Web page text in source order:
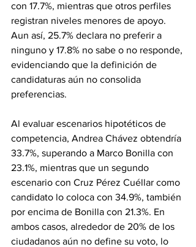
con 17.7%, mientras que otros perfiles
registran niveles menores de apoyo.
Aun así, 25.7% declara no preferir a
ninguno y 17.8% no sabe o no responde,
evidenciando que la definición de
candidaturas aún no consolida
preferencias.
Al evaluar escenarios hipotéticos de
competencia, Andrea Chávez obtendría
33.7%, superando a Marco Bonilla con
23.1%, mientras que un segundo
escenario con Cruz Pérez Cuéllar como
candidato lo coloca con 34.9%, también
por encima de Bonilla con 21.3%. En
ambos casos, alrededor de 20% de los
ciudadanos aún no define su voto, lo